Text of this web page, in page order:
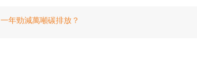
年勁減萬噸碳排放？